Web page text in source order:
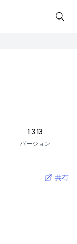
1.3.13
バージョン
共有